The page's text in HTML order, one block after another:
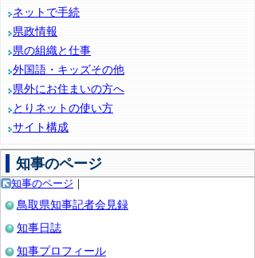
ネットで手続
県政情報
県の組織と仕事
外国語・キッズその他
県外にお住まいの方へ
とりネットの使い方
サイト構成
知事のページ
知事のページ ｜
鳥取県知事記者会見録
知事日誌
知事プロフィール